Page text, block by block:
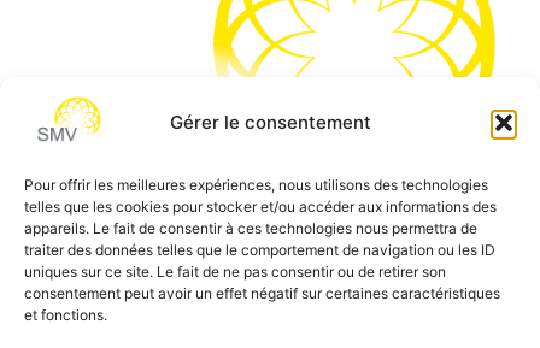
Gérer le consentement
Pour offrir les meilleures expériences, nous utilisons des technologies
telles que les cookies pour stocker et/ou accéder aux informations des
appareils. Le fait de consentir à ces technologies nous permettra de
traiter des données telles que le comportement de navigation ou les ID
uniques sur ce site. Le fait de ne pas consentir ou de retirer son
consentement peut avoir un effet négatif sur certaines caractéristiques
et fonctions.
SMV permet de vous aider à gagner du temps et vous
permettre de vous concentrer sur l’essentiel de votre
métier